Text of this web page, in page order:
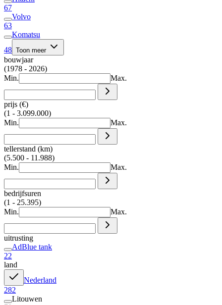
67
Volvo
63
Komatsu
48 Toon meer
bouwjaar
(1978 - 2026)
Min.
Max.
prijs (€)
(1 - 3.099.000)
Min.
Max.
tellerstand (km)
(5.500 - 11.988)
Min.
Max.
bedrijfsuren
(1 - 25.395)
Min.
Max.
uitrusting
AdBlue tank
22
land
Nederland
282
Litouwen